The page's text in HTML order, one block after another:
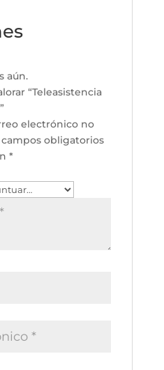
aún.
“Teleasistencia
electrónico no
campos obligatorios
*